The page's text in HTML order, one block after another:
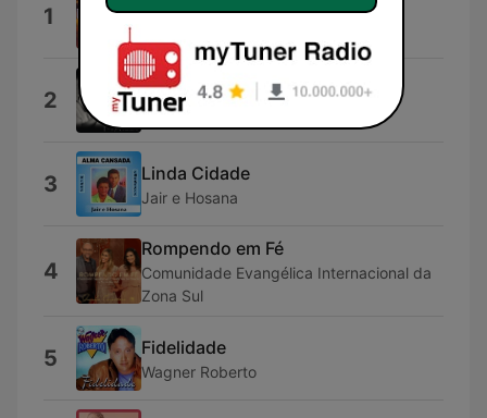
1
2 Oliveira Verdadeira
Trio Alexandre
3 Linda Cidade
Jair e Hosana
4
Rompendo em Fé
Comunidade Evangélica Internacional da
Zona Sul
5 Fidelidade
Wagner Roberto